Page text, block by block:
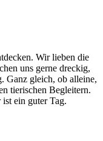
Wir lieben die
uns gerne dreckig,
Ganz gleich, ob alleine,
tierischen Begleitern.
ein guter Tag.